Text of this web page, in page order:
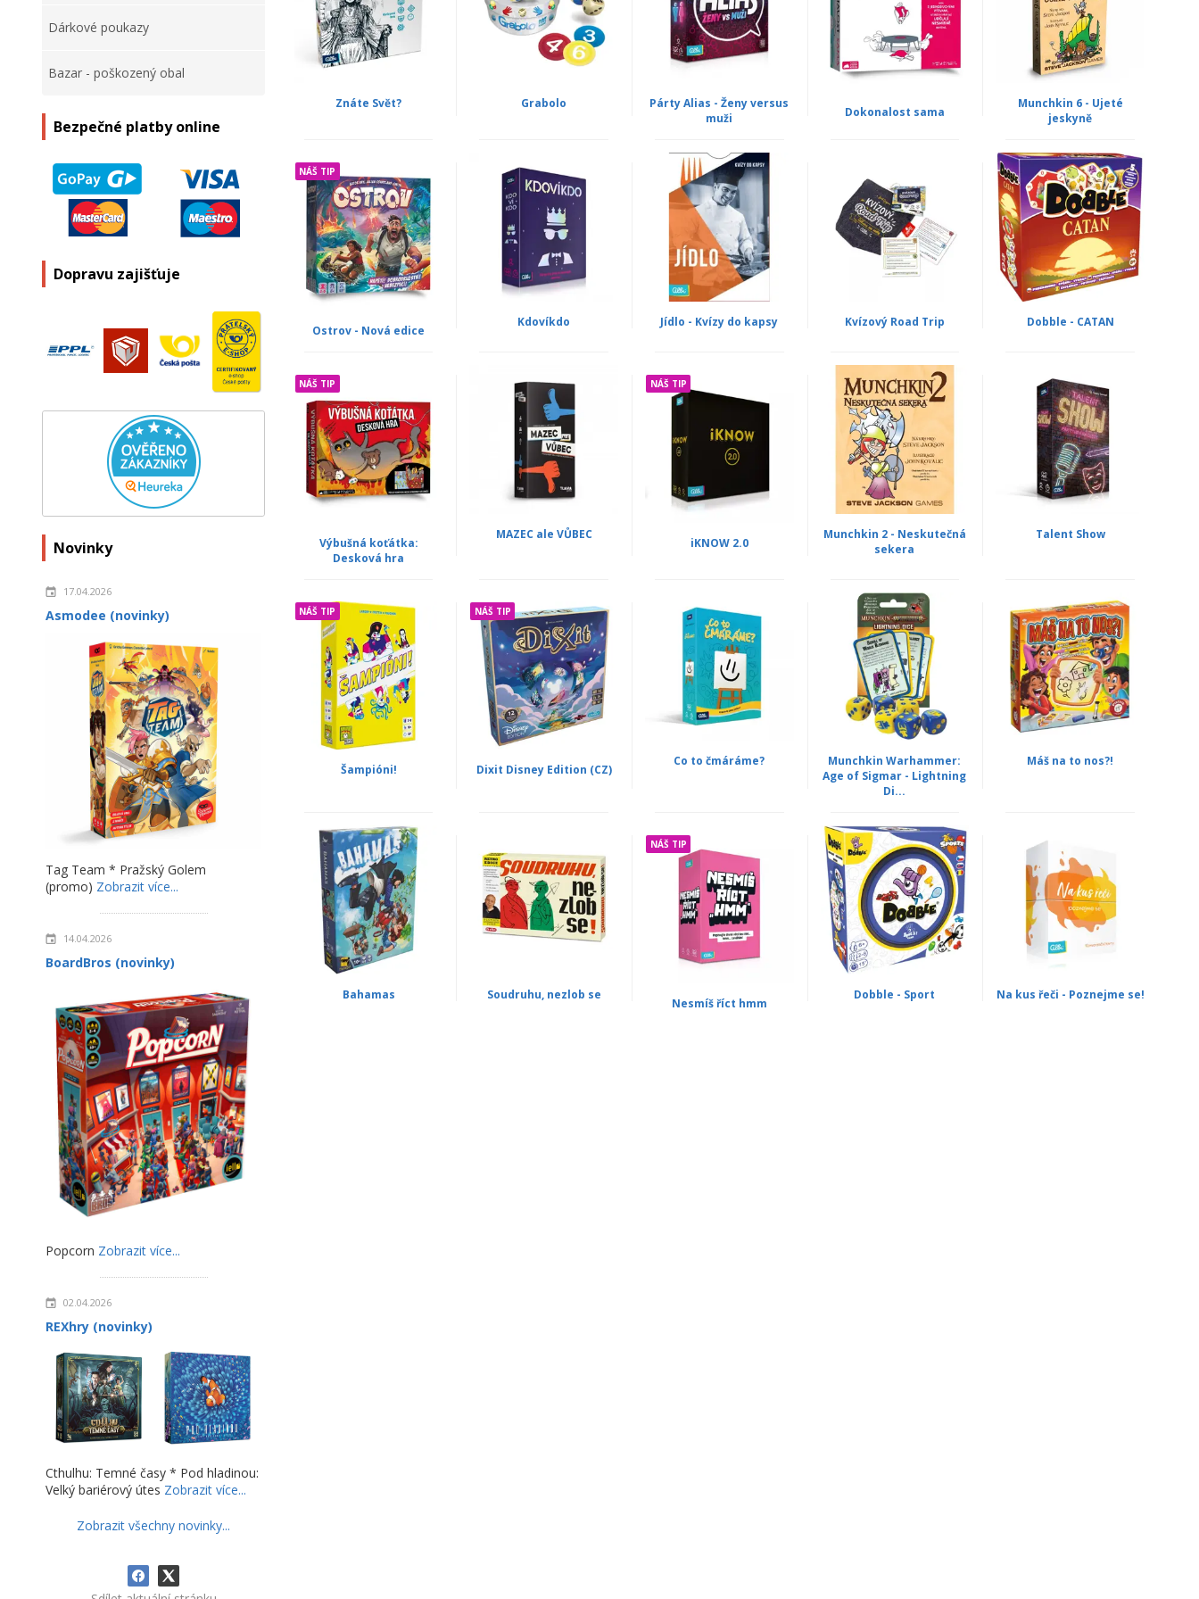
Dárkové poukazy
Bazar - poškozený obal
Bezpečné platby online
Dopravu zajišťuje
Novinky
17.04.2026
Asmodee (novinky)
Tag Team * Pražský Golem
(promo) Zobrazit více...
14.04.2026
BoardBros (novinky)
Popcorn Zobrazit více...
02.04.2026
REXhry (novinky)
Cthulhu: Temné časy * Pod hladinou:
Velký bariérový útes Zobrazit více...
Zobrazit všechny novinky...
Znáte Svět? Grabolo
Párty Alias - Ženy versus
muži
Dokonalost sama
Munchkin 6 - Ujeté
jeskyně
NÁŠ TIP
Ostrov - Nová edice
Kdovíkdo Jídlo - Kvízy do kapsy Kvízový Road Trip Dobble - CATAN
NÁŠ TIP
Výbušná koťátka:
Desková hra
MAZEC ale VŮBEC
NÁŠ TIP
iKNOW 2.0
Munchkin 2 - Neskutečná
sekera
Talent Show
NÁŠ TIP
Šampióni!
NÁŠ TIP
Dixit Disney Edition (CZ)
Co to čmáráme?
Munchkin Warhammer:
Age of Sigmar - Lightning
Di...
Máš na to nos?!
Bahamas Soudruhu, nezlob se
NÁŠ TIP
Nesmíš říct hmm
Dobble - Sport Na kus řeči - Poznejme se!